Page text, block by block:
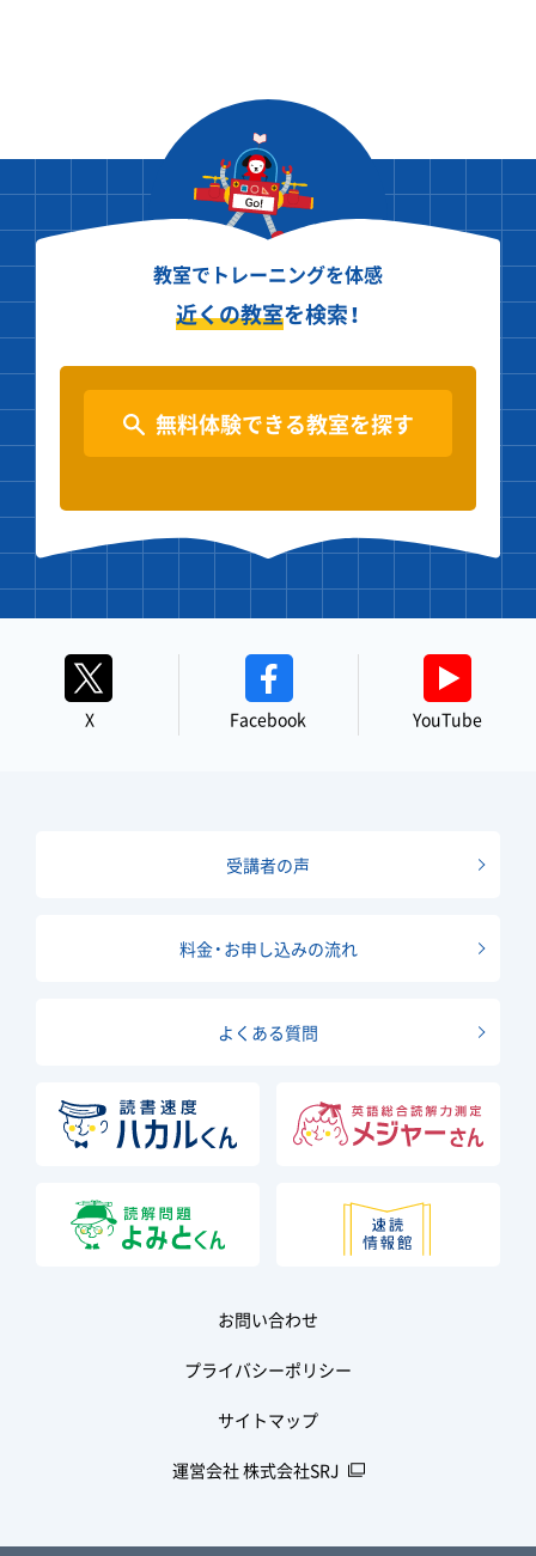
教室でトレーニングを体感
近くの教室を検索！
無料体験できる教室を探す
X Facebook YouTube
受講者の声
料金・お申し込みの流れ
よくある質問
お問い合わせ
プライバシーポリシー
サイトマップ
運営会社 株式会社SRJ